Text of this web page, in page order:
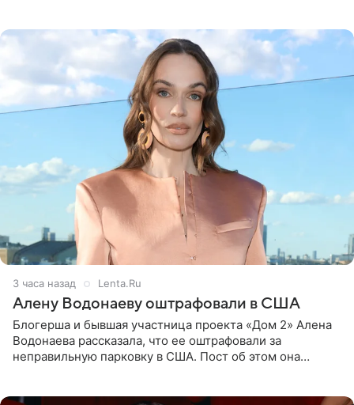
3 часа назад Lenta.Ru
Алену Водонаеву оштрафовали в США
Блогерша и бывшая участница проекта «Дом 2» Алена
Водонаева рассказала, что ее оштрафовали за
неправильную парковку в США. Пост об этом она